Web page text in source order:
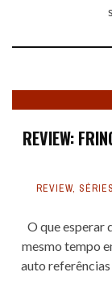
REVIEW:
REVIEW,
O que esperar
mesmo tempo
auto referências